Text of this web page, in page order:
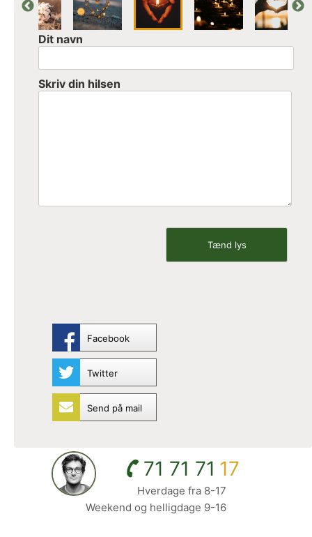
Facebook
Twitter
Send på mail
Dit navn
Skriv din hilsen
71 71 71 17
Hverdage fra 8-17
Weekend og helligdage 9-16